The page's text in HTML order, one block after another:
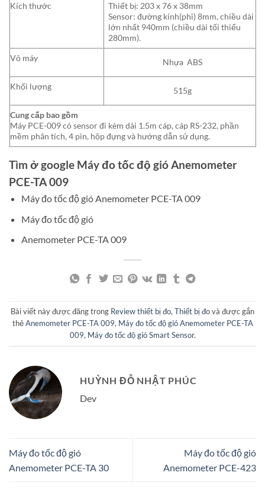
Kích thước
Thiết bị: 203 x 76 x 38mm
Sensor: đường kính(phi) 8mm, chiều dài
lớn nhất 940mm (chiều dài tối thiểu
280mm).
Vỏ máy
Nhựa ABS
Khối lượng 515g
Cung cấp bao gồm
Máy PCE-009 có sensor đi kèm dài 1.5m cáp, cáp RS-232, phần
mềm phân tích, 4 pin, hộp đựng và hướng dẫn sử dụng.
Tìm ở google Máy đo tốc độ gió Anemometer
PCE-TA 009
Máy đo tốc độ gió Anemometer PCE-TA 009
Máy đo tốc độ gió
Anemometer PCE-TA 009
Bài viết này được đăng trong Review thiết bị đo,Thiết bị đovà được gắn
thẻAnemometer PCE-TA 009, Máy đo tốc độ gió Anemometer PCE-TA
009, Máy đo tốc độ gió Smart Sensor.
HUỲNH ĐỖ NHẬT PHÚC
Dev
Máy đo tốc độ gió
Anemometer PCE-TA 30
Máy đo tốc độ gió
Anemometer PCE-423